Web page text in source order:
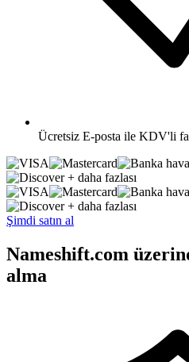
Ücretsiz E-posta ile KDV'li
+ daha fazlası
+ daha fazlası
Şimdi satın al
Nameshift.com
alma